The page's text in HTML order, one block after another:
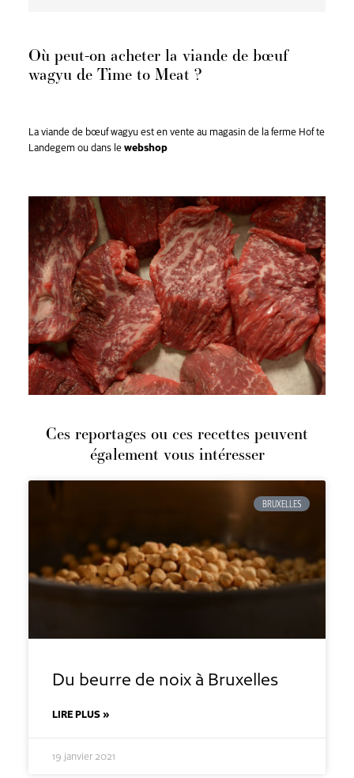
Où peut-on acheter la viande de bœuf
wagyu de Time to Meat ?
La viande de bœuf wagyu est en vente au magasin de la ferme Hof te
Landegem ou dans lewebshop
Ces reportages ou ces recettes peuvent
également vous intéresser
BRUXELLES
Du beurre de noix à Bruxelles
LIRE PLUS »
19 janvier 2021